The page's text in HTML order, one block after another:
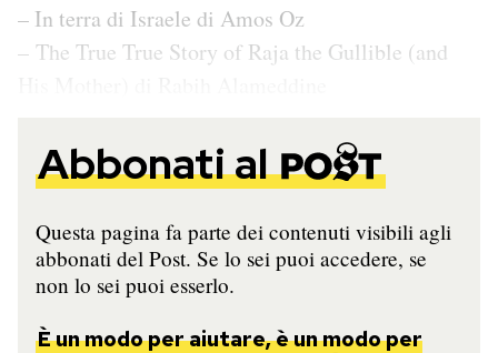
– In terra di Israele di Amos Oz
– The True True Story of Raja the Gullible (and
Abbonati al
Questa pagina fa parte dei contenuti visibili agli
abbonati del Post. Se lo sei puoi accedere, se
non lo sei puoi esserlo.
È un modo per aiutare, è un modo per